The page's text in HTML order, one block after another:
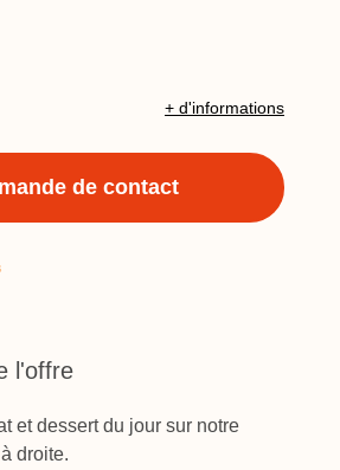
+ d'informations
de contact
l'offre
et dessert du jour sur notre
droite.